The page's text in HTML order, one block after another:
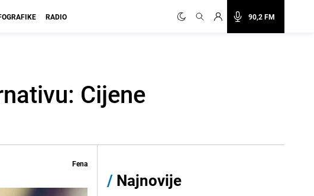
90,2 FM
RADIO
Cijene
Fena
/ Najnovije